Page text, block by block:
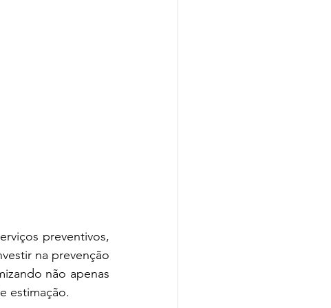
preventivos,
na prevenção
não apenas
estimação.